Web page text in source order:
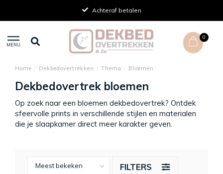
Achteraf betalen
MENU
0
Home / Dekbedovertrekken / Thema / Bloemen
Dekbedovertrek bloemen
Op zoek naar een bloemen dekbedovertrek? Ontdek
sfeervolle prints in verschillende stijlen en materialen
die je slaapkamer direct meer karakter geven.
FILTERS